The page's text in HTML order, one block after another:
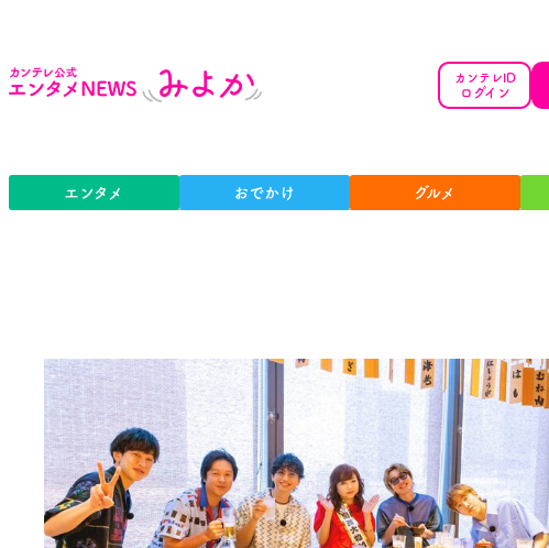
カンテレID
ログイン
エンタメ おでかけ グルメ